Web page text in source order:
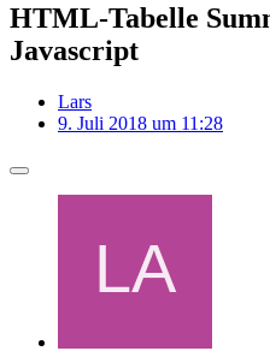
HTML-Tabelle
Javascript
Lars
9. Juli 2018 um 11:28